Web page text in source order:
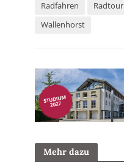
Radfahren
Radtour
Wallenhorst
Mehr dazu